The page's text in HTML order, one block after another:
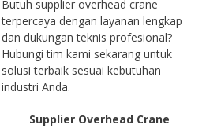
Butuh supplier overhead crane
terpercaya dengan layanan lengkap
dan dukungan teknis profesional?
Hubungi tim kami sekarang untuk
solusi terbaik sesuai kebutuhan
industri Anda.
Supplier Overhead Crane